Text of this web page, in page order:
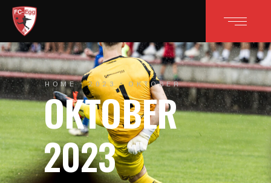
HOME 2023 OKTOBER
OKTOBER
2023